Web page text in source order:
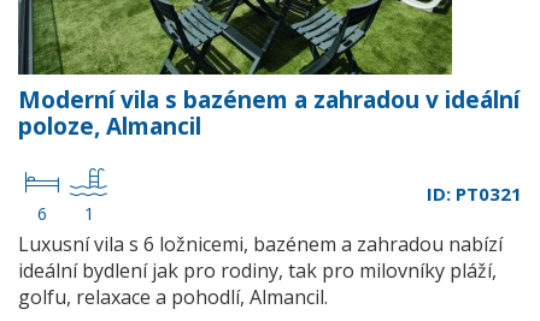
Moderní vila s bazénem a zahradou v ideální
poloze, Almancil
6 1
ID: PT0321
Luxusní vila s 6 ložnicemi, bazénem a zahradou nabízí
ideální bydlení jak pro rodiny, tak pro milovníky pláží,
golfu, relaxace a pohodlí, Almancil.